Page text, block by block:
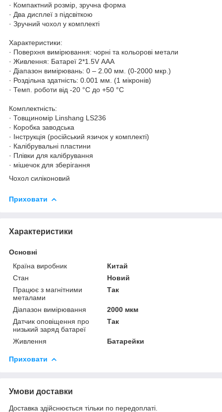
· Компактний розмір, зручна форма
· Два дисплеї з підсвіткою
· Зручний чохол у комплекті
Характеристики:
· Поверхня вимірювання: чорні та кольорові метали
· Живлення: Батареї 2*1.5V ААА
· Діапазон вимірювань: 0 – 2.00 мм. (0-2000 мкр.)
· Роздільна здатність: 0.001 мм. (1 мікронів)
· Темп. роботи від -20 °C до +50 °C
Комплектність:
· Товщиномір Linshang LS236
· Коробка заводська
· Інструкція (російський язичок у комплекті)
· Калібрувальні пластини
· Плівки для калібрування
· мішечок для зберігання
Чохол силіконовий
Приховати
Характеристики
Основні
Країна виробник
Китай
Стан
Новий
Працює з магнітними
металами
Так
Діапазон вимірювання
2000 мкм
Датчик оповіщення про
низький заряд батареї
Так
Живлення Батарейки
Приховати
Умови доставки
Доставка здійснюється тільки по передоплаті.